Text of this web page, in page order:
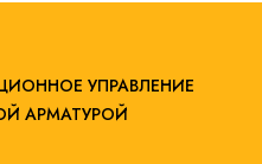
УПРАВЛЕНИЕ
АРМАТУРОЙ